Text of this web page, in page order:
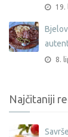
19.
8.
Najčitaniji